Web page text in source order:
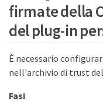
firmate della
del plug-in
È necessario
nell'archivio di trust
Fasi